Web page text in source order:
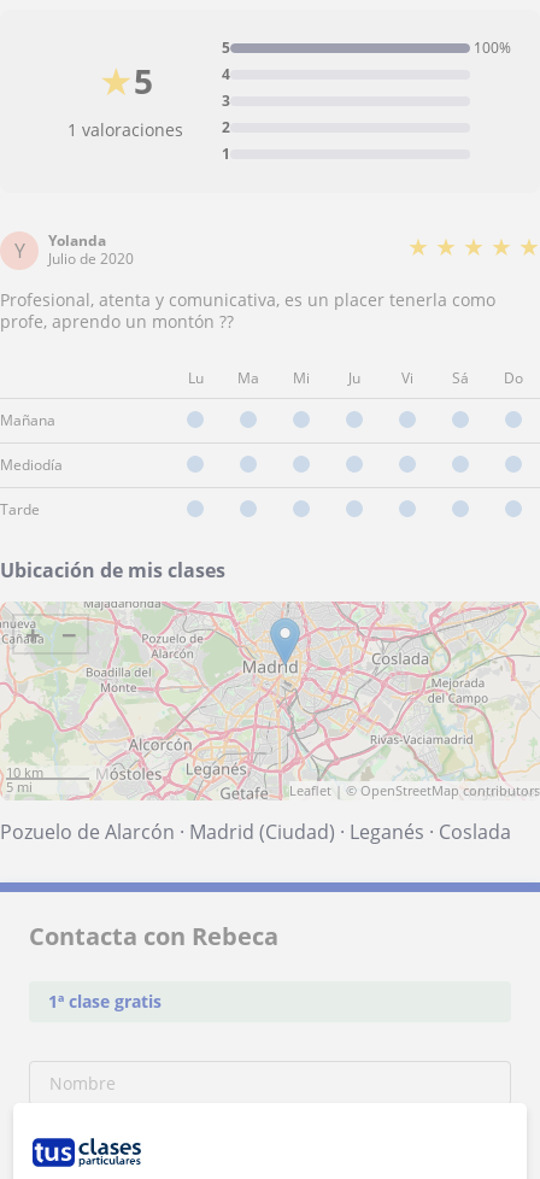
5
★
1 valoraciones
1
2
3
4
5 100%
Y
Yolanda
Julio de 2020
★ ★ ★ ★ ★
Profesional, atenta y comunicativa, es un placer tenerla como
profe, aprendo un montón ??
Lu Ma Mi Ju Vi Sá Do
Mañana
Mediodía
Tarde
Ubicación de mis clases
+ −
10 km
5 mi
Leaflet | © OpenStreetMap contributors
Pozuelo de Alarcón · Madrid (Ciudad) · Leganés · Coslada
Contacta con Rebeca
1ª clase gratis